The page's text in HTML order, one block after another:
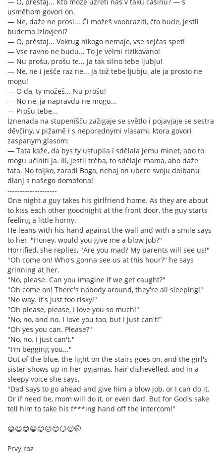
usměhom govori on.
— Ne, daže ne prosi... Či možeš voobraziti, čto bude, jestli
budemo izlovjeni?
— O, prěstaj... Vokrug nikogo nemaje, vse sejčas spet!
— Vse ravno ne budu... To je velmi rizikovano!
— Nu prošu, prošu te... Ja tak silno tebe ljubju!
— Ne, ne i ješče raz ne... Ja tož tebe ljubju, ale ja prosto ne
mogu!
— O da, ty možeš... Nu prošu!
— No ne, ja napravdu ne mogu...
— Prošu tebe...
Iznenada na stupenišču zažigaje se světlo i pojavjaje se sestra
děvčiny, v pižamě i s neporednymi vlasami, ktora govori
zaspanym glasom:
— Tata kaže, da bys ty ustupila i sdělala jemu minet, abo to
mogu učiniti ja. Ili, jestli trěba, to sdělaje mama, abo daže
tata. No toljko, zaradi Boga, nehaj on ubere svoju dolbanu
dlanj s našego domofona!
--------------------
One night a guy takes his girlfriend home. As they are about
to kiss each other goodnight at the front door, the guy starts
feeling a little horny.
He leans with his hand against the wall and with a smile says
to her, "Honey, would you give me a blow job?"
Horrified, she replies, "Are you mad? My parents will see us!"
"Oh come on! Who's gonna see us at this hour?" he says
grinning at her.
"No, please. Can you imagine if we get caught?"
"Oh come on! There's nobody around, they're all sleeping!"
"No way. It's just too risky!"
"Oh please, please, I love you so much!"
"No, no, and no. I love you too, but I just can't!"
"Oh yes you can. Please?"
"No, no. I just can't."
"I'm begging you..."
Out of the blue, the light on the stairs goes on, and the girl's
sister shows up in her pyjamas, hair dishevelled, and in a
sleepy voice she says,
"Dad says to go ahead and give him a blow job, or I can do it.
Or if need be, mom will do it, or even dad. But for God's sake
tell him to take his f***ing hand off the intercom!"
😀😃😄😁😉🙃😊😏😌🤭
Prvy raz